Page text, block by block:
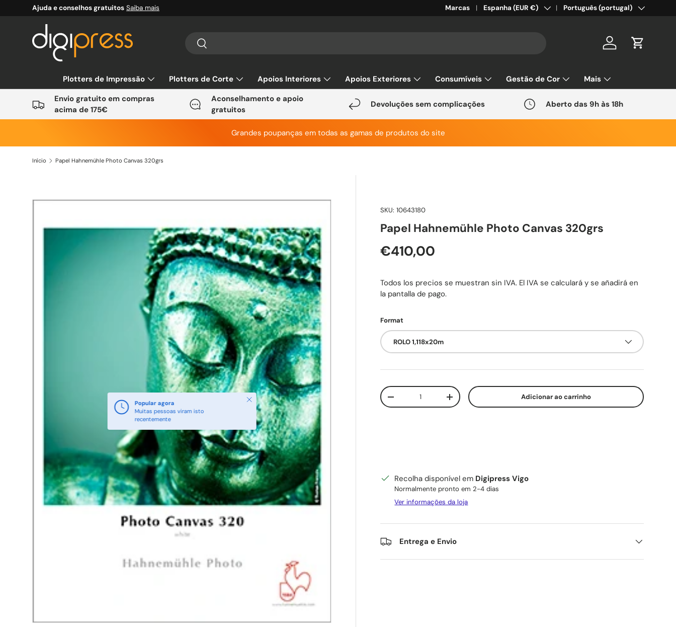
Ajuda e conselhos gratuitos Saiba mais Marcas País/Região
Espanha (EUR €) IdiomaPortuguês (portugal)
Pesquisar
Pesquisar Conta Carrinho
Plotters de Impressão Plotters de Corte Apoios Interiores Apoios Exteriores Consumíveis Gestão de Cor
Mais
Envio gratuito em compras
acima de 175€
Aconselhamento e apoio
gratuitos
Devoluções sem complicações Aberto das 9h às 18h
Grandes poupanças em todas as gamas de produtos do site
Início Papel Hahnemühle Photo Canvas 320grs
Popular agora
Muitas pessoas viram isto
recentemente
Fechar
SKU: 10643180
Papel Hahnemühle Photo Canvas 320grs
Preço normal
€410,00
Todos los precios se muestran sin IVA. El IVA se calculará y se añadirá en
la pantalla de pago.
Format
ROLO 1,118x20m
Qtd.
Diminuir quantidadeAumente a quantidadeAdicionar ao carrinho
Recolha disponível em Digipress Vigo
Normalmente pronto em 2-4 dias
Ver informações da loja
Entrega e Envio